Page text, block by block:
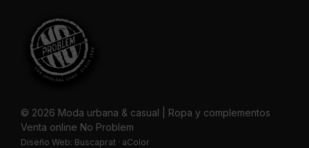
© 2026 Moda urbana & casual | Ropa y complementos
Venta online No Problem
Diseño Web: Buscaprat · aColor